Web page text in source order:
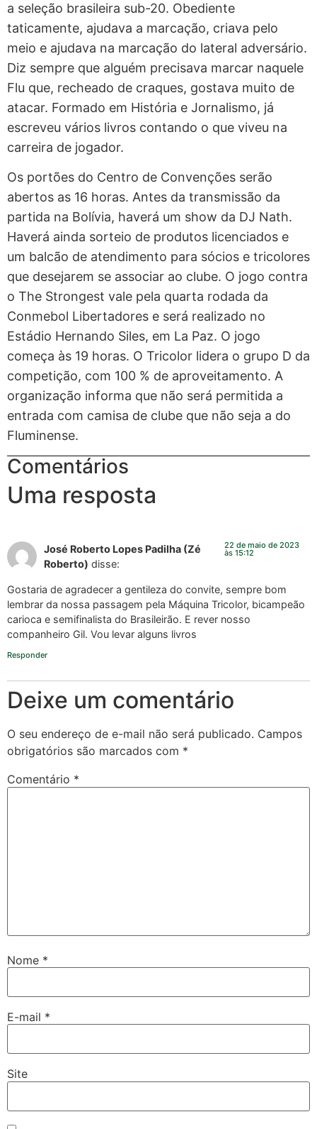
a seleção brasileira sub-20. Obediente
taticamente, ajudava a marcação, criava pelo
meio e ajudava na marcação do lateral adversário.
Diz sempre que alguém precisava marcar naquele
Flu que, recheado de craques, gostava muito de
atacar. Formado em História e Jornalismo, já
escreveu vários livros contando o que viveu na
carreira de jogador.
Os portões do Centro de Convenções serão
abertos as 16 horas. Antes da transmissão da
partida na Bolívia, haverá um show da DJ Nath.
Haverá ainda sorteio de produtos licenciados e
um balcão de atendimento para sócios e tricolores
que desejarem se associar ao clube. O jogo contra
o The Strongest vale pela quarta rodada da
Conmebol Libertadores e será realizado no
Estádio Hernando Siles, em La Paz. O jogo
começa às 19 horas. O Tricolor lidera o grupo D da
competição, com 100 % de aproveitamento. A
organização informa que não será permitida a
entrada com camisa de clube que não seja a do
Fluminense.
Comentários
Uma resposta
José Roberto Lopes Padilha (Zé
Roberto) disse:
22 de maio de 2023
às 15:12
Gostaria de agradecer a gentileza do convite, sempre bom
lembrar da nossa passagem pela Máquina Tricolor, bicampeão
carioca e semifinalista do Brasileirão. E rever nosso
companheiro Gil. Vou levar alguns livros
Responder
Deixe um comentário
O seu endereço de e-mail não será publicado. Campos
obrigatórios são marcados com *
Comentário *
Nome *
E-mail *
Site